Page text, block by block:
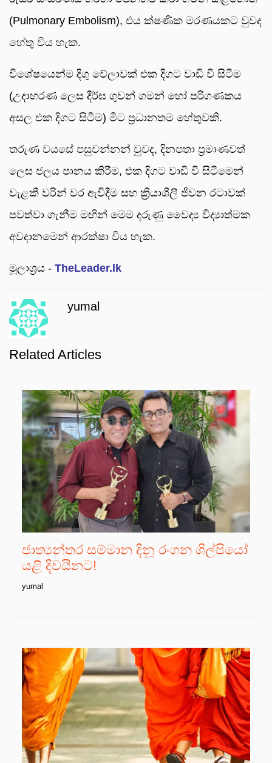
(Pulmonary Embolism), එය ක්ෂණික මරණයකට වුවද
හේතු විය හැක.
විශේෂයෙන්ම දිගු වේලාවක් එක දිගට වාඩි වී සිටීම
(උදාහරණ ලෙස දීර්ඝ ගුවන් ගමන් හෝ පරිගණකය
අසල එක දිගට සිටීම) මීට ප්‍රධානතම හේතුවකි.
තරුණ වයසේ පසුවන්නන් වුවද, දිනපතා ප්‍රමාණවත්
ලෙස ජලය පානය කිරීම, එක දිගට වාඩි වී සිටීමෙන්
වැළකී වරින් වර ඇවිදීම සහ ක්‍රියාශීලී ජීවන රටාවක්
පවත්වා ගැනීම මඟින් මෙම දරුණු වෛද්‍ය විද්‍යාත්මක
අවදානමෙන් ආරක්ෂා විය හැක.
මූලාශ්‍රය - TheLeader.lk
yumal
Related Articles
ජාත්‍යන්තර සම්මාන දිනූ රංගන ශිල්පියෝ
යළි දිවයිනට!
yumal